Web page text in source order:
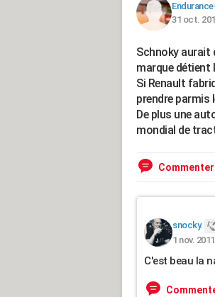
31 oct.
Schnoky aurait
marque détient
Si Renault
prendre parmis
De plus une
mondial de
Commenter
snocky.
1 nov.
C'est beau la